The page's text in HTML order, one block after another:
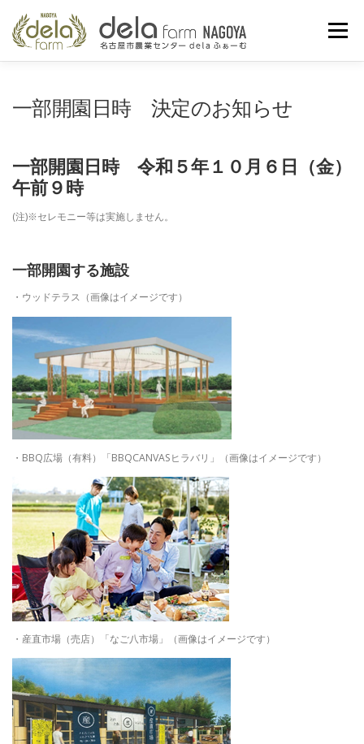
メニュー
一部開園日時 決定のお知らせ
一部開園日時 令和５年１０月６日（金）
午前９時
(注)※セレモニー等は実施しません。
一部開園する施設
・ウッドテラス（画像はイメージです）
・BBQ広場（有料）「BBQCANVASヒラバリ」（画像はイメージです）
・産直市場（売店）「なご八市場」（画像はイメージです）